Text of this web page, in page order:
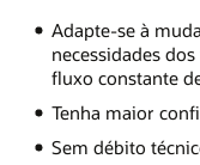
Adapte-se à
necessidades
fluxo constante
Tenha maior
Sem débito